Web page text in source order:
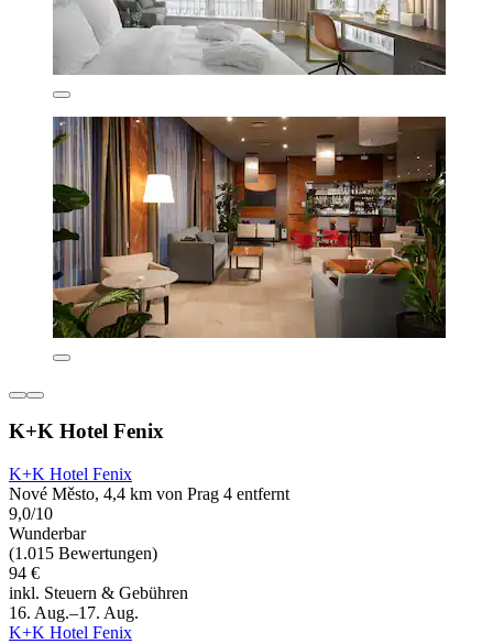
K+K Hotel Fenix
K+K Hotel Fenix
Nové Město, 4,4 km von Prag 4 entfernt
9,0/10
Wunderbar
(1.015 Bewertungen)
94 €
inkl. Steuern & Gebühren
16. Aug.–17. Aug.
K+K Hotel Fenix